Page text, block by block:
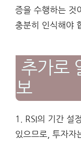
증을 수행하는 것
충분히 인식해야
추가로
보
1. RSI의 기간 설
있으므로, 투자자